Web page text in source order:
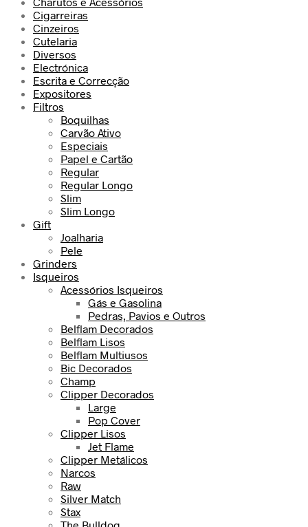
Cigarreiras
Cinzeiros
Cutelaria
Diversos
Electrónica
Escrita e Correcção
Expositores
Filtros
Boquilhas
Carvão Ativo
Especiais
Papel e Cartão
Regular
Regular Longo
Slim
Slim Longo
Gift
Joalharia
Pele
Grinders
Isqueiros
Acessórios Isqueiros
Gás e Gasolina
Pedras, Pavios e Outros
Belflam Decorados
Belflam Lisos
Belflam Multiusos
Bic Decorados
Champ
Clipper Decorados
Large
Pop Cover
Clipper Lisos
Jet Flame
Clipper Metálicos
Narcos
Raw
Silver Match
Stax